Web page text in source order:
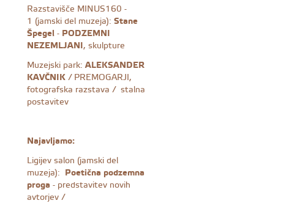
Razstavišče MINUS160 -
1 (jamski del muzeja):Stane
Špegel-PODZEMNI
NEZEMLJANI, skulpture
Muzejski park:ALEKSANDER
KAVČNIK/ PREMOGARJI,
fotografska razstava / stalna
postavitev
Najavljamo:
Ligijev salon (jamski del
muzeja): Poetična podzemna
proga- predstavitev novih
avtorjev /